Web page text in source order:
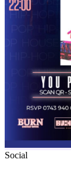
Social